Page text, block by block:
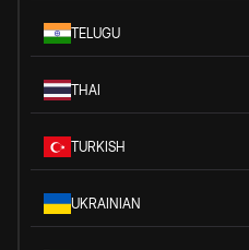
TELUGU
THAI
TURKISH
UKRAINIAN